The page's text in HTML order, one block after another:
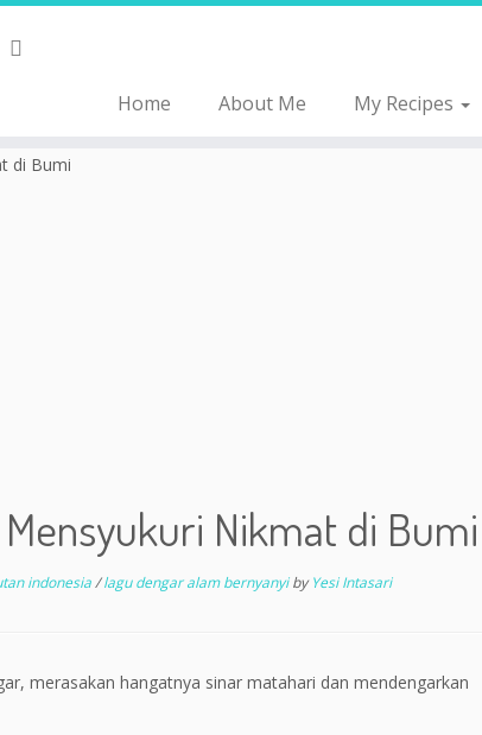
Home About Me My Recipes
di Bumi
Nikmat di Bumi
indonesia/lagu dengar alam bernyanyibyYesi Intasari
merasakan hangatnya sinar matahari dan mendengarkan